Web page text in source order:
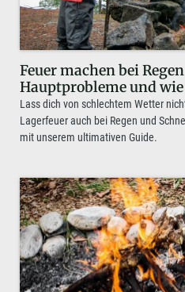
Feuer machen bei
Hauptprobleme und
Lass dich von schlechtem Wetter
Lagerfeuer auch bei Regen und
mit unserem ultimativen Guide.